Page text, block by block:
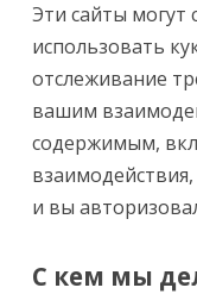
Эти сайты могут
использовать
отслеживание
вашим
содержимым,
взаимодействия,
и вы
С кем мы